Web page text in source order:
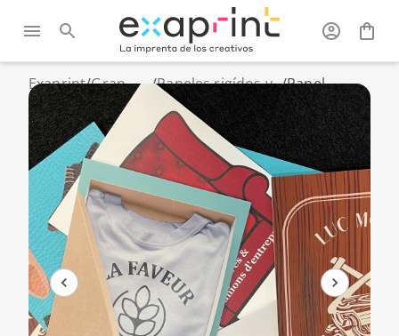
Exaprint/Gran
Formato
/Paneles rigídos y
accessorios
/Panel
cartón
pluma